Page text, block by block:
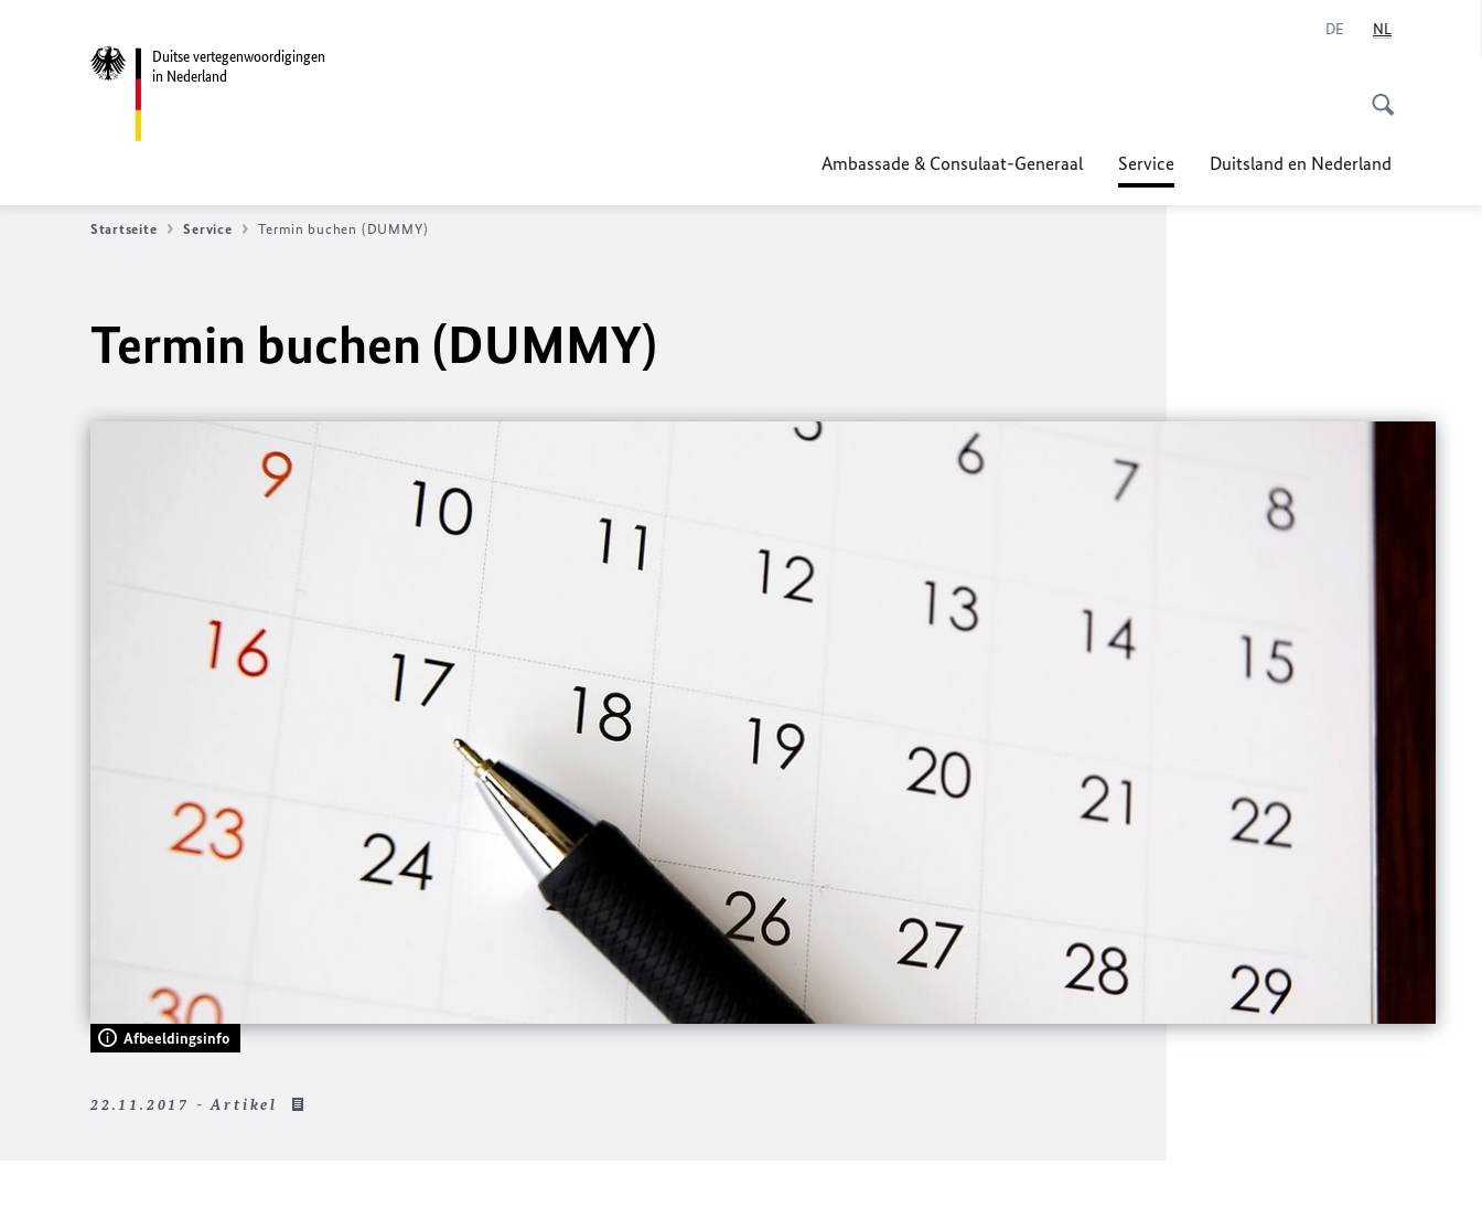
Duitse vertegenwoordigingen
in Nederland
DE NL
Ambassade & Consulaat-Generaal Service Duitsland en Nederland
Startseite Service Termin buchen (DUMMY)
Termin buchen (DUMMY)
Afbeeldingsinfo
22.11.2017 - Artikel